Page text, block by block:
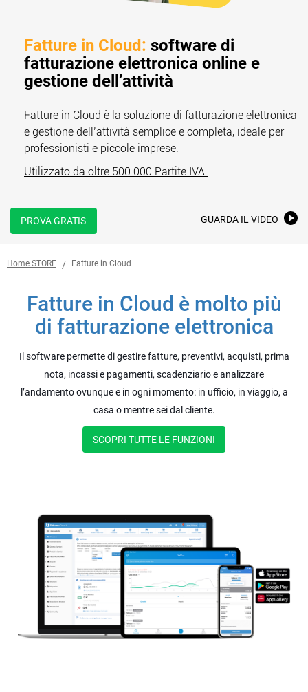
Teamsystem Corporate
TeamSystem Store
Fatture in Cloud: software di
fatturazione elettronica online e
gestione dell’attività
Fatture in Cloud è la soluzione di fatturazione elettronica
e gestione dell’attività semplice e completa, ideale per
professionisti e piccole imprese.
Utilizzato da oltre 500.000 Partite IVA.
PROVA GRATIS GUARDA IL VIDEO
Home STORE Fatture in Cloud
Fatture in Cloud è molto più
di fatturazione elettronica
Il software permette di gestire fatture, preventivi, acquisti, prima
nota, incassi e pagamenti, scadenziario e analizzare
l’andamento ovunque e in ogni momento: in ufficio, in viaggio, a
casa o mentre sei dal cliente.
SCOPRI TUTTE LE FUNZIONI